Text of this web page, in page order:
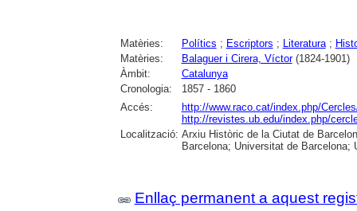
Matèries: Polítics ; Escriptors ; Literatura;
Matèries:
Balaguer i Cirera, Víctor(1824-1901)
Àmbit:
Catalunya
Cronologia:
1857 - 1860
Accés:
http://www.raco.cat/index.php/
http://revistes.ub.edu/index.php/
Localització: Arxiu Històric de la Ciutat de
Barcelona; Universitat de Barcelona;
Enllaç permanent a aquest